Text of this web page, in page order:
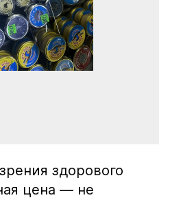
здорового
цена — не